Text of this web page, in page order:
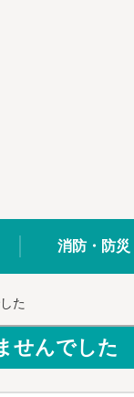
常陸
消防・防災
た
せんでした